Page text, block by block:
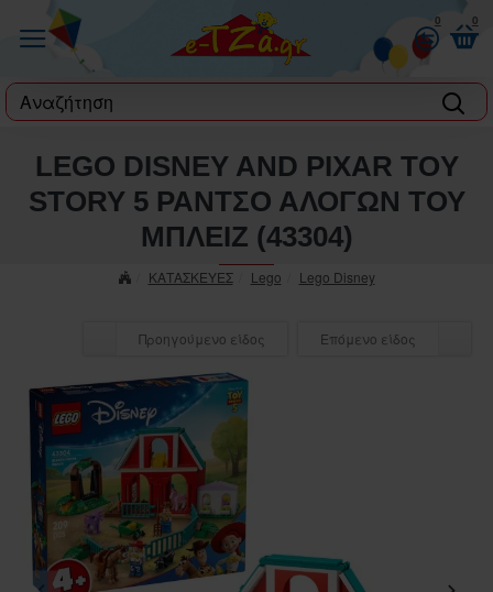
0 0
label
ΚΑΤΑΣΚΕΥΕΣ Lego Lego Disney
LEGO DISNEY AND PIXAR TOY
STORY 5 ΡΑΝΤΣΟ ΑΛΟΓΩΝ ΤΟΥ
ΜΠΛΕΙΖ (43304)
Προηγούμενο είδος Επόμενο είδος